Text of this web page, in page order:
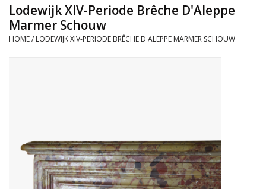
Toebehoren
Kacheltjes
Decoratieve Outdoor
Objecten
Lodewijk XIV-Periode Brêche D'Aleppe
Marmer Schouw
HOME/ LODEWIJK XIV-PERIODE BRÊCHE D'ALEPPE MARMER SCHOUW